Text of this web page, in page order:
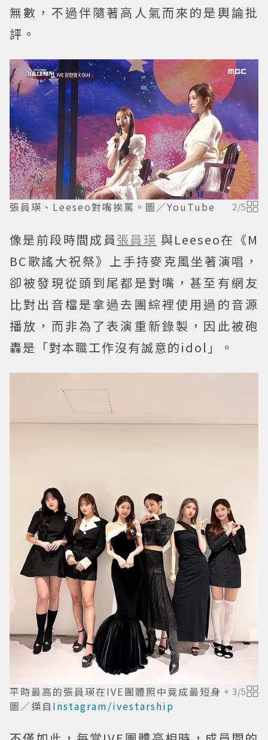
無數，不過伴隨著高人氣而來的是輿論批
評。
張員瑛、Leeseo對嘴挨罵。圖／YouTube 2/5
像是前段時間成員張員瑛 與Leeseo在《M
BC歌謠大祝祭》上手持麥克風坐著演唱，
卻被發現從頭到尾都是對嘴，甚至有網友
比對出音檔是拿過去團綜裡使用過的音源
播放，而非為了表演重新錄製，因此被砲
轟是「對本職工作沒有誠意的idol」。
平時最高的張員瑛在IVE團體照中竟成最短身。
圖／擷自 Instagram/ivestarship
3/5